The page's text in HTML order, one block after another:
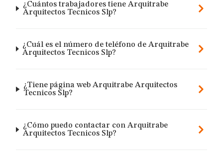
¿Cuántos trabajadores tiene Arquitrabe
Arquitectos Tecnicos Slp?
¿Cuál es el número de teléfono de Arquitrabe
Arquitectos Tecnicos Slp?
¿Tiene página web Arquitrabe Arquitectos
Tecnicos Slp?
¿Cómo puedo contactar con Arquitrabe
Arquitectos Tecnicos Slp?